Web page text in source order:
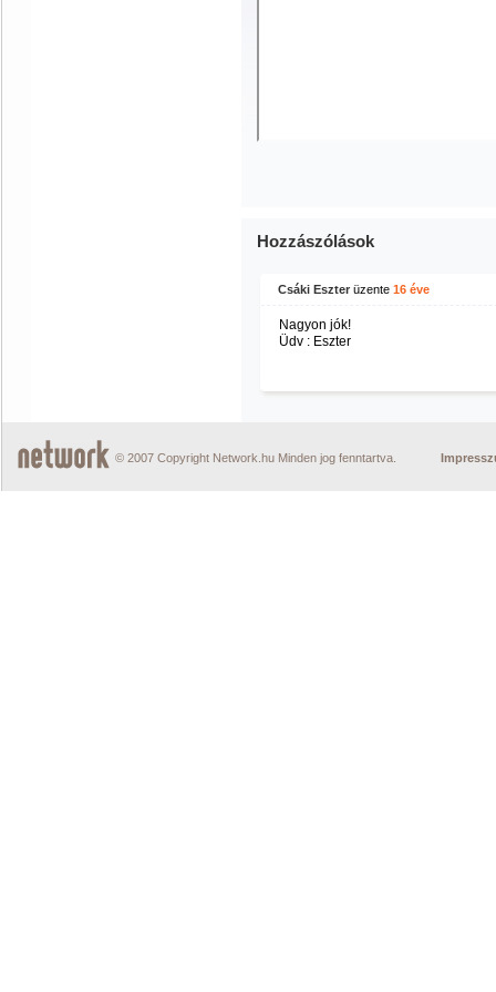
Hozzászólások
Csáki Eszter üzente 16 éve
Nagyon jók!
Üdv : Eszter
© 2007 Copyright Network.hu Minden jog fenntartva.